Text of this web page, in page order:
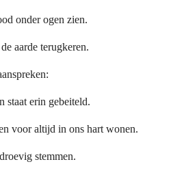
onder ogen zien.
aarde terugkeren.
staat erin gebeiteld.
voor altijd in ons hart wonen.
stemmen.